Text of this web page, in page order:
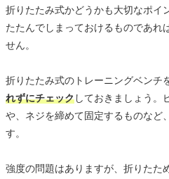
折りたたみ式かどうかも大切なポイ
たたんでしまっておけるものであれ
せん。
折りたたみ式のトレーニングベンチ
れずにチェックしておきましょう。
や、ネジを締めて固定するものなど
す。
強度の問題はありますが、折りたた